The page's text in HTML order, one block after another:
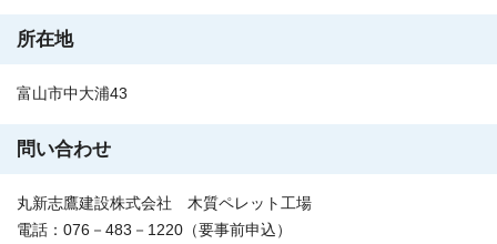
所在地
富山市中大浦43
問い合わせ
丸新志鷹建設株式会社 木質ペレット工場
電話：076－483－1220（要事前申込）